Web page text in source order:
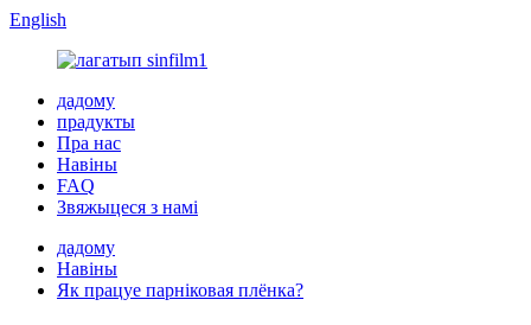
English
дадому
прадукты
Пра нас
Навіны
FAQ
Звяжыцеся з намі
дадому
Навіны
Як працуе парніковая плёнка?